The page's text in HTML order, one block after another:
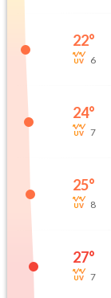
22°
6
24°
7
25°
8
27°
7